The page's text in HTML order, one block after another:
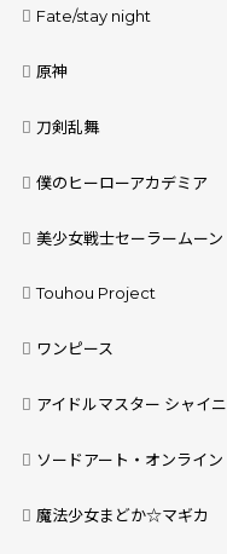
Fate/stay night
原神
刀剣乱舞
僕のヒーローアカデミア
美少女戦士セーラームーン
Touhou Project
ワンピース
アイドルマスター シャイニーカラーズ
ソードアート・オンライン
魔法少女まどか☆マギカ